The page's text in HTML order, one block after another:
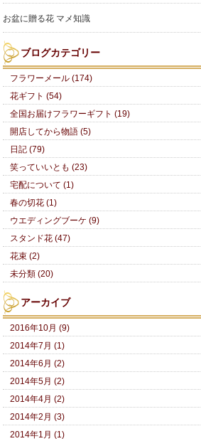
お盆に贈る花 マメ知識
ブログカテゴリー
フラワーメール (174)
花ギフト (54)
全国お届けフラワーギフト (19)
開店してから物語 (5)
日記 (79)
笑っていいとも (23)
宅配について (1)
春の切花 (1)
ウエディングブーケ (9)
スタンド花 (47)
花束 (2)
未分類 (20)
アーカイブ
2016年10月 (9)
2014年7月 (1)
2014年6月 (2)
2014年5月 (2)
2014年4月 (2)
2014年2月 (3)
2014年1月 (1)